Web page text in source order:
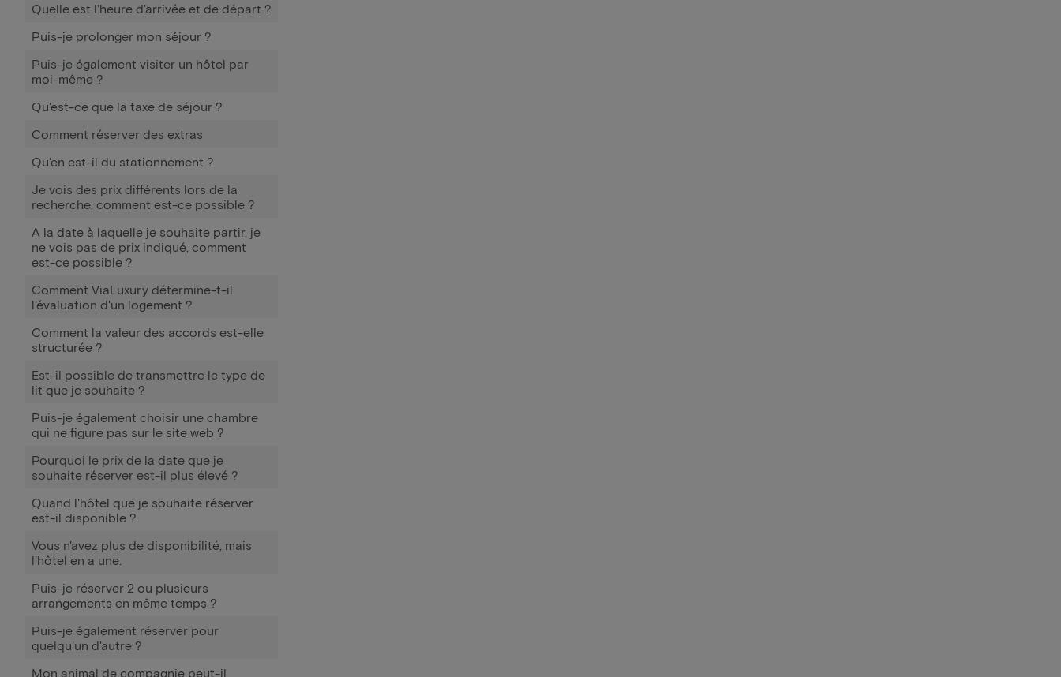
Quelle est l'heure d'arrivée et de départ ?
Puis-je prolonger mon séjour ?
Puis-je également visiter un hôtel par
moi-même ?
Qu'est-ce que la taxe de séjour ?
Comment réserver des extras
Qu'en est-il du stationnement ?
Je vois des prix différents lors de la
recherche, comment est-ce possible ?
A la date à laquelle je souhaite partir, je
ne vois pas de prix indiqué, comment
est-ce possible ?
Comment ViaLuxury détermine-t-il
l'évaluation d'un logement ?
Comment la valeur des accords est-elle
structurée ?
Est-il possible de transmettre le type de
lit que je souhaite ?
Puis-je également choisir une chambre
qui ne figure pas sur le site web ?
Pourquoi le prix de la date que je
souhaite réserver est-il plus élevé ?
Quand l'hôtel que je souhaite réserver
est-il disponible ?
Vous n'avez plus de disponibilité, mais
l'hôtel en a une.
Puis-je réserver 2 ou plusieurs
arrangements en même temps ?
Puis-je également réserver pour
quelqu'un d'autre ?
Mon animal de compagnie peut-il